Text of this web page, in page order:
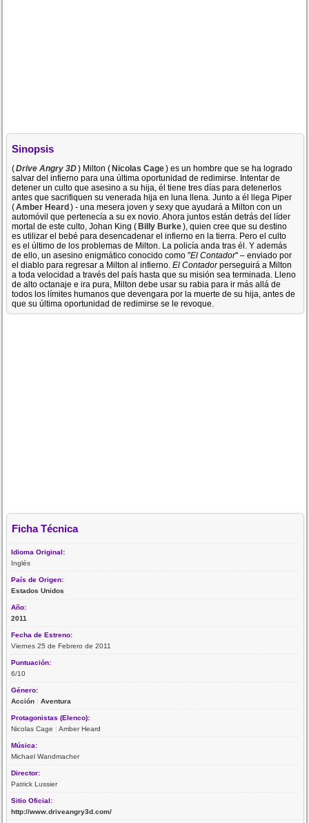
Sinopsis
(Drive Angry 3D) Milton (Nicolas Cage) es un hombre que se ha logrado
salvar del infierno para una última oportunidad de redimirse. Intentar de
detener un culto que asesino a su hija, él tiene tres días para detenerlos
antes que sacrifiquen su venerada hija en luna llena. Junto a él llega Piper
(Amber Heard) - una mesera joven y sexy que ayudará a Milton con un
automóvil que pertenecía a su ex novio. Ahora juntos están detrás del líder
mortal de este culto, Johan King (Billy Burke), quien cree que su destino
es utilizar el bebé para desencadenar el infierno en la tierra. Pero el culto
es el último de los problemas de Milton. La policía anda tras él. Y además
de ello, un asesino enigmático conocido como "El Contador" – enviado por
el diablo para regresar a Milton al infierno.El Contadorperseguirá a Milton
a toda velocidad a través del país hasta que su misión sea terminada. Lleno
de alto octanaje e ira pura, Milton debe usar su rabia para ir más allá de
todos los límites humanos que devengara por la muerte de su hija, antes de
que su última oportunidad de redimirse se le revoque.
Ficha Técnica
Idioma Original:
Inglés
País de Origen:
Estados Unidos
Año:
2011
Fecha de Estreno:
Viernes 25 de Febrero de 2011
Puntuación:
6/10
Género:
Acción |Aventura
Protagonistas (Elenco):
Nicolas Cage |Amber Heard
Música:
Michael Wandmacher
Director:
Patrick Lussier
Sitio Oficial:
http://www.driveangry3d.com/